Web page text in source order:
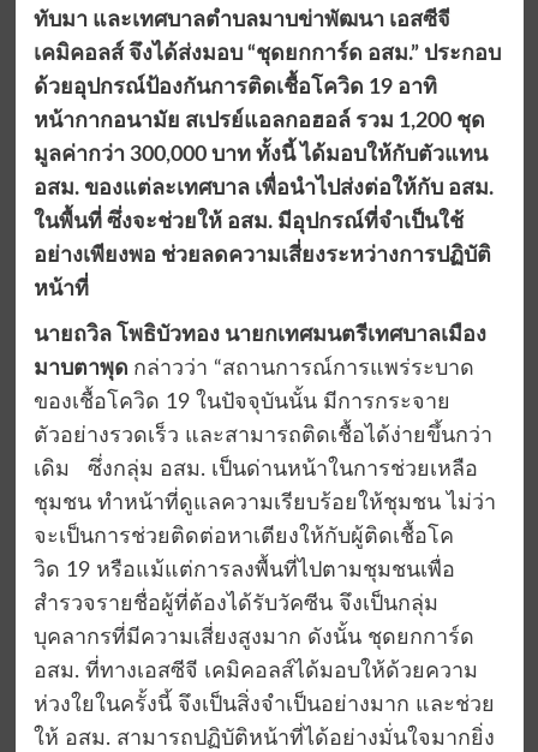
ทับมา และเทศบาลตำบลมาบข่าพัฒนา เอสซีจี
เคมิคอลส์ จึงได้ส่งมอบ “ชุดยกการ์ด อสม.” ประกอบ
ด้วยอุปกรณ์ป้องกันการติดเชื้อโควิด 19 อาทิ
หน้ากากอนามัย สเปรย์แอลกอฮอล์ รวม 1,200 ชุด
มูลค่ากว่า 300,000 บาท ทั้งนี้ ได้มอบให้กับตัวแทน
อสม. ของแต่ละเทศบาล เพื่อนำไปส่งต่อให้กับ อสม.
ในพื้นที่ ซึ่งจะช่วยให้ อสม. มีอุปกรณ์ที่จำเป็นใช้
อย่างเพียงพอ ช่วยลดความเสี่ยงระหว่างการปฏิบัติ
หน้าที่
นายถวิล โพธิบัวทอง นายกเทศมนตรีเทศบาลเมือง
มาบตาพุด กล่าวว่า “สถานการณ์การแพร่ระบาด
ของเชื้อโควิด 19 ในปัจจุบันนั้น มีการกระจาย
ตัวอย่างรวดเร็ว และสามารถติดเชื้อได้ง่ายขึ้นกว่า
เดิม ซึ่งกลุ่ม อสม. เป็นด่านหน้าในการช่วยเหลือ
ชุมชน ทำหน้าที่ดูแลความเรียบร้อยให้ชุมชน ไม่ว่า
จะเป็นการช่วยติดต่อหาเตียงให้กับผู้ติดเชื้อโค
วิด 19 หรือแม้แต่การลงพื้นที่ไปตามชุมชนเพื่อ
สำรวจรายชื่อผู้ที่ต้องได้รับวัคซีน จึงเป็นกลุ่ม
บุคลากรที่มีความเสี่ยงสูงมาก ดังนั้น ชุดยกการ์ด
อสม. ที่ทางเอสซีจี เคมิคอลส์ได้มอบให้ด้วยความ
ห่วงใยในครั้งนี้ จึงเป็นสิ่งจำเป็นอย่างมาก และช่วย
ให้ อสม. สามารถปฏิบัติหน้าที่ได้อย่างมั่นใจมากยิ่ง